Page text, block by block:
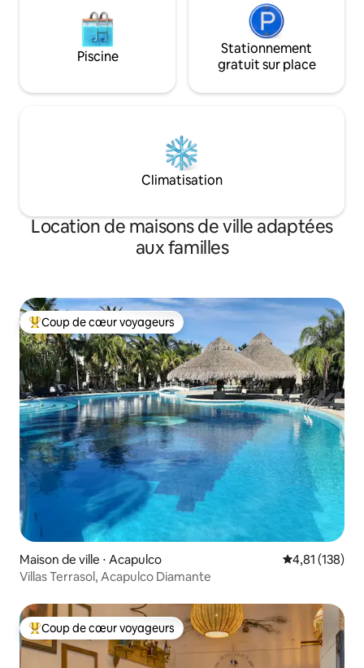
Piscine
Stationnement
gratuit sur place
Climatisation
Location de maisons de ville adaptées
aux familles
Coups de cœur voyageurs les plus appréciés
Coup de cœur voyageurs
Maison de ville ⋅ Acapulco Évaluation
4,81 (138)
Villas Terrasol, Acapulco Diamante
Coups de cœur voyageurs les plus appréciés
Coup de cœur voyageurs